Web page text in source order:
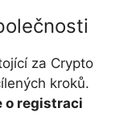
za Crypto
kroků.
o registraci